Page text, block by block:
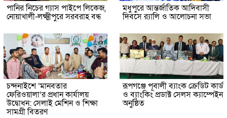
পানির নিচের গ্যাস পাইপে লিকেজ,
নোয়াখালী-লক্ষ্মীপুরে সরবরাহ বন্ধ
মধুপুরে আন্তর্জাতিক আদিবাসী
দিবসে র‍্যালি ও আলোচনা সভা
চন্দনাইশে ‘মানবতার
ফেরিওয়ালা’র প্রধান কার্যালয়
উদ্বোধন: সেলাই মেশিন ও শিক্ষা
সামগ্রী বিতরণ
রূপগঞ্জে পূবালী ব্যাংক ক্রেডিট কার্ড
ও ব্যাংকিং প্রডাক্ট সেলস ক্যাম্পেইন
অনুষ্ঠিত